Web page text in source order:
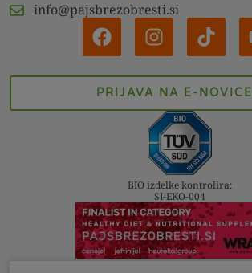
info@pajsbrezobresti.si
PRIJAVA NA E-NOVICE
BIO izdelke kontrolira:
SI-EKO-004